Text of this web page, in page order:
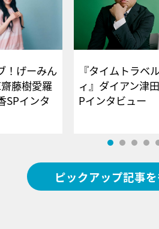
！げーみん
藤樹愛羅
SPインタ
『タイムトラベ
ィ』ダイアン津
Pインタビ
ピックアップ記事